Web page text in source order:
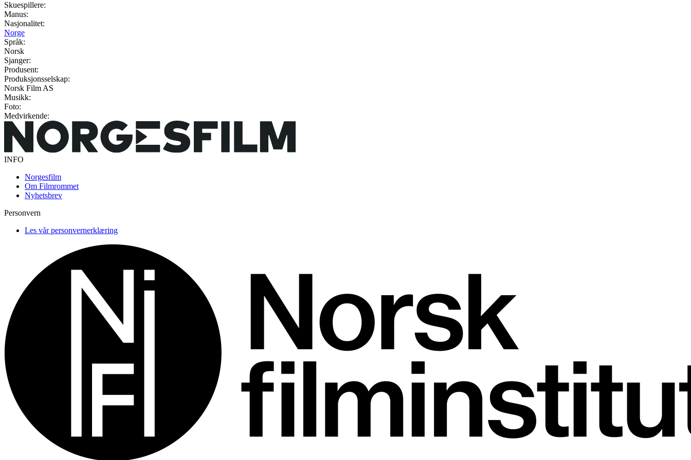
Skuespillere:
Manus:
Nasjonalitet:
Norge
Språk:
Norsk
Sjanger:
Produsent:
Produksjonsselskap:
Norsk Film AS
Musikk:
Foto:
Medvirkende:
INFO
Norgesfilm
Om Filmrommet
Nyhetsbrev
Personvern
Les vår personvernerklæring